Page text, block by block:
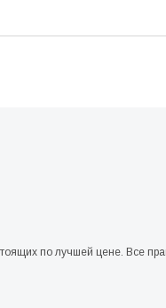
по лучшей цене. Все